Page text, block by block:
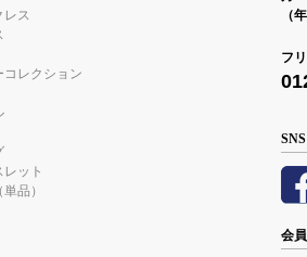
レス
コレクション
ット
品）
（
フ
SNS
会